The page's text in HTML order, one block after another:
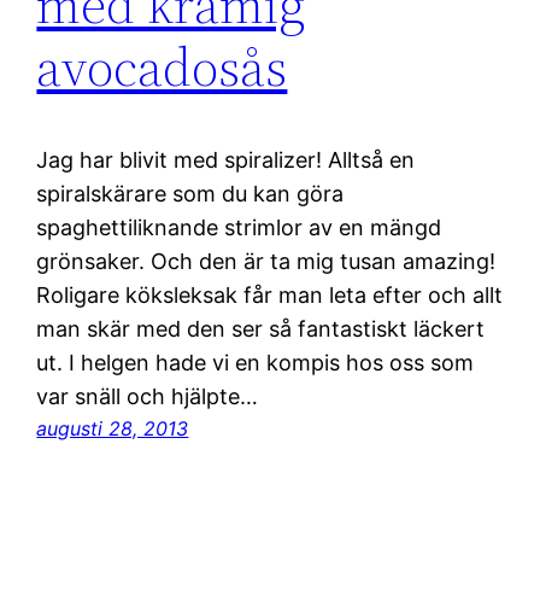
avocadosås
Jag har blivit med spiralizer! Alltså en
spiralskärare som du kan göra
spaghettiliknande strimlor av en mängd
grönsaker. Och den är ta mig tusan amazing!
Roligare köksleksak får man leta efter och allt
man skär med den ser så fantastiskt läckert
ut. I helgen hade vi en kompis hos oss som
var snäll och hjälpte…
augusti 28, 2013